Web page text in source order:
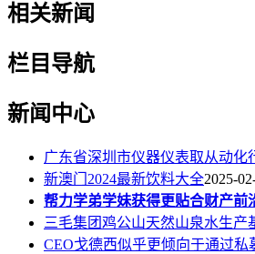
相关新闻
栏目导航
新闻中心
广东省深圳市仪器仪表取从动化
新澳门2024最新饮料大全2025-
帮力学弟学妹获得更贴合财产前
三毛集团鸡公山天然山泉水生产
CEO戈德西似乎更倾向于通过私